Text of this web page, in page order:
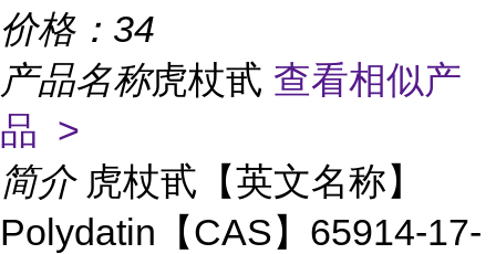
价格： 34
产品名称虎杖甙 查看相似产
品 >
简介 虎杖甙【英文名称】
Polydatin【CAS】65914-17-